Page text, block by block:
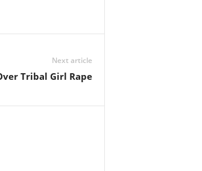
Next article
Tribal Girl Rape